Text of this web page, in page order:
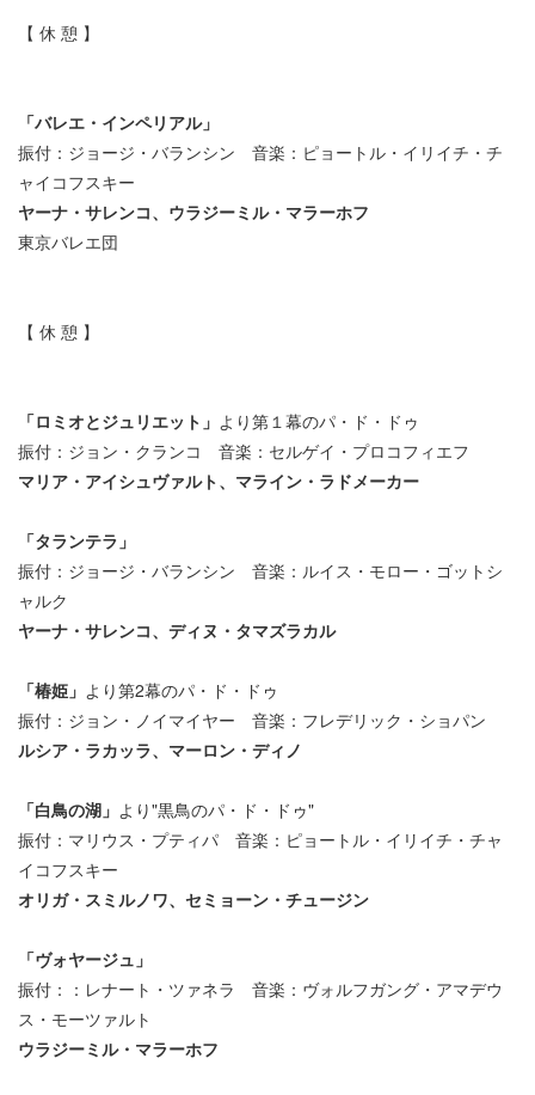
【 休 憩 】
「バレエ・インペリアル」
振付：ジョージ・バランシン 音楽：ピョートル・イリイチ・チ
ャイコフスキー
ヤーナ・サレンコ、ウラジーミル・マラーホフ
東京バレエ団
【 休 憩 】
「ロミオとジュリエット」 より第１幕のパ・ド・ドゥ
振付：ジョン・クランコ 音楽：セルゲイ・プロコフィエフ
マリア・アイシュヴァルト、マライン・ラドメーカー
「タランテラ」
振付：ジョージ・バランシン 音楽：ルイス・モロー・ゴットシ
ャルク
ヤーナ・サレンコ、ディヌ・タマズラカル
「椿姫」 より第2幕のパ・ド・ドゥ
振付：ジョン・ノイマイヤー 音楽：フレデリック・ショパン
ルシア・ラカッラ、マーロン・ディノ
「白鳥の湖」 より"黒鳥のパ・ド・ドゥ"
振付：マリウス・プティパ 音楽：ピョートル・イリイチ・チャ
イコフスキー
オリガ・スミルノワ、セミョーン・チュージン
「ヴォヤージュ」
振付：：レナート・ツァネラ 音楽：ヴォルフガング・アマデウ
ス・モーツァルト
ウラジーミル・マラーホフ